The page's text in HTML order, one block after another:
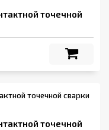
точечной
точечной